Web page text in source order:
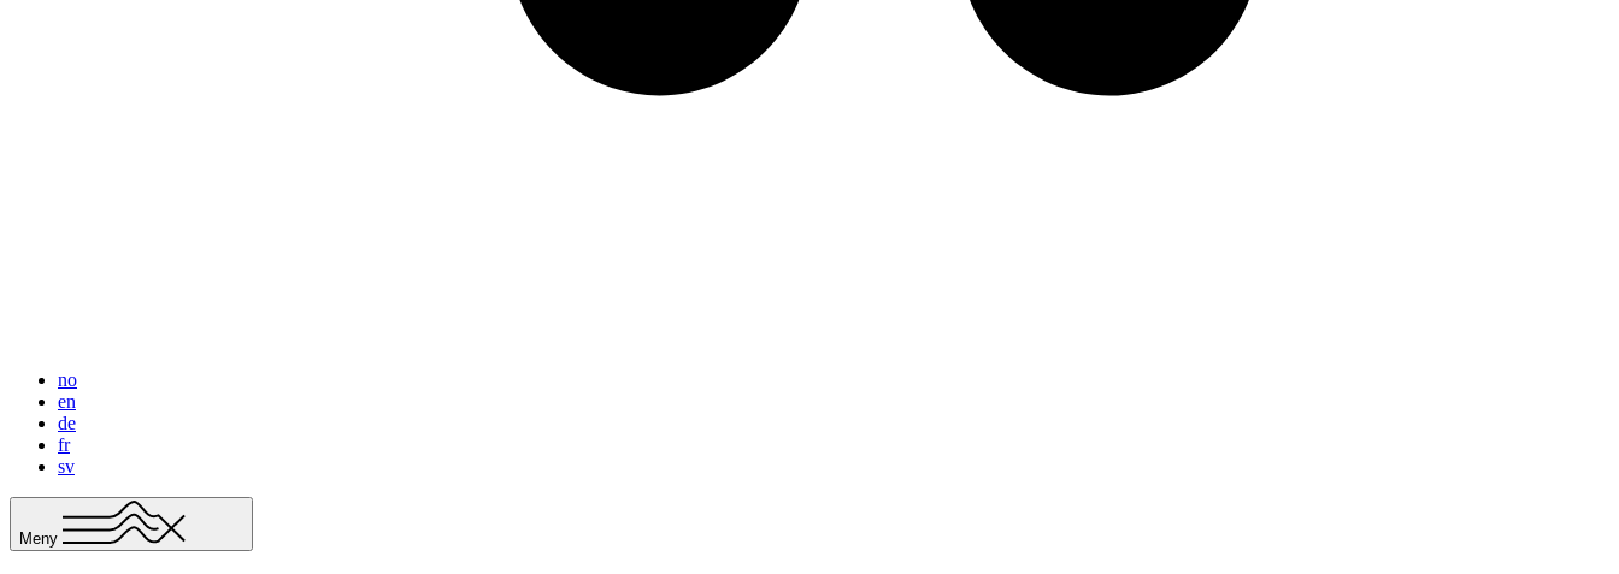
no
en
de
fr
sv
Meny